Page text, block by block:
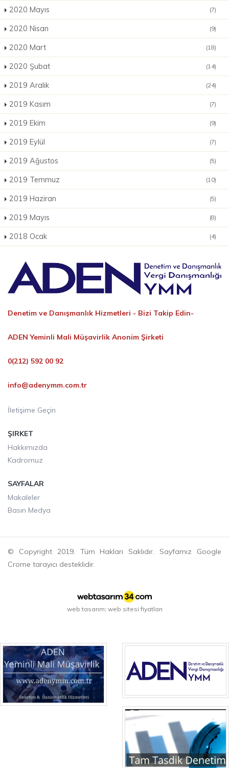
2020 Mayıs (7)
2020 Nisan (9)
2020 Mart (18)
2020 Şubat (14)
2019 Aralık (24)
2019 Kasım (7)
2019 Ekim (9)
2019 Eylül (7)
2019 Ağustos (5)
2019 Temmuz (10)
2019 Haziran (5)
2019 Mayıs (8)
2018 Ocak (4)
Denetim ve Danışmanlık Hizmetleri - Bizi Takip Edin-
ADEN Yeminli Mali Müşavirlik Anonim Şirketi
0(212) 592 00 92
info@adenymm.com.tr
İletişime Geçin
ŞIRKET
Hakkımızda
Kadromuz
SAYFALAR
Makaleler
Basın Medya
© Copyright 2019. Tüm Hakları Saklıdır. Sayfamız Google
Crome tarayıcı desteklidir.
web tasarım web sitesi fiyatları